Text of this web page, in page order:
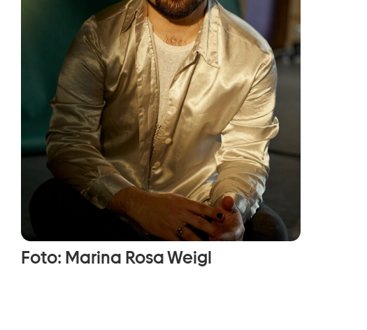
Foto: Marina Rosa Weigl